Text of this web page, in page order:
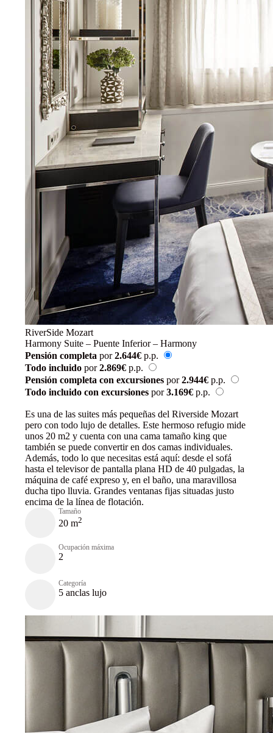
RiverSide Mozart
Harmony Suite – Puente Inferior – Harmony
Pensión completa por2.644€ p.p.
Todo incluidopor2.869€ p.p.
Pensión completa con excursionespor2.944€ p.p.
Todo incluido con excursionespor3.169€ p.p.
Es una de las suites más pequeñas del Riverside Mozart
pero con todo lujo de detalles. Este hermoso refugio mide
unos 20 m2 y cuenta con una cama tamaño king que
también se puede convertir en dos camas individuales.
Además, todo lo que necesitas está aquí: desde el sofá
hasta el televisor de pantalla plana HD de 40 pulgadas, la
máquina de café expreso y, en el baño, una maravillosa
ducha tipo lluvia. Grandes ventanas fijas situadas justo
encima de la línea de flotación.
Tamaño
20 m2
Ocupación máxima
2
Categoría
5 anclas lujo